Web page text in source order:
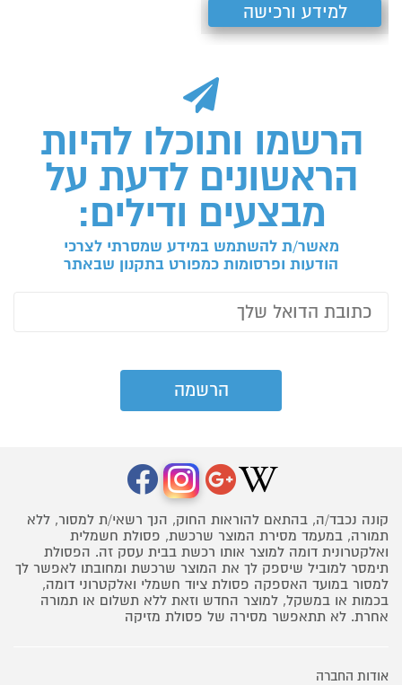
למידע ורכישה
הרשמו ותוכלו להיות
הראשונים לדעת על
מבצעים ודילים:
מאשר/ת להשתמש במידע שמסרתי לצרכי
הודעות ופרסומות כמפורט בתקנון שבאתר
קונה נכבד/ה, בהתאם להוראות החוק, הנך רשאי/ת למסור, ללא
תמורה, במעמד מסירת המוצר שרכשת, פסולת חשמלית
ואלקטרונית דומה למוצר אותו רכשת בבית עסק זה. הפסולת
תימסר למוביל שיספק לך את המוצר שרכשת ומחובתו לאפשר לך
למסור במועד האספקה פסולת ציוד חשמלי ואלקטרוני דומה,
בכמות או במשקל, למוצר החדש וזאת ללא תשלום או תמורה
אחרת. לא תתאפשר מסירה של פסולת מזיקה
אודות החברה